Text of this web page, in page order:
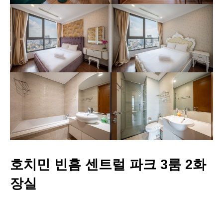
호치민 빈홈 센트럴 파크 3룸 2화
장실